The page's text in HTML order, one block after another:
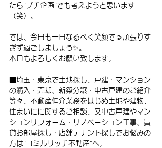
たら”プチ企画”でも考えようと思います
（笑）。
では、今日も一日なるべく笑顔で☺頑張りす
ぎず過ごしましょう✨。
本日もよろしくお願い致します。
■埼玉・東京で土地探し、戸建・マンション
の購入・売却、新築分譲・中古戸建のご紹介
等々、不動産仲介業務をはじめ土地や建物、
住まいにに関するご相談、又中古戸建やマン
ションリフォーム・リノベーション工事、賃
貸お部屋探し・店舗テナント探しでお悩みの
方は”コミルリッチ不動産”へ。